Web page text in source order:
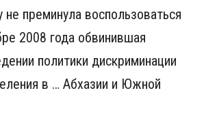
преминула воспользоваться
2008 года обвинившая
политики дискриминации
в … Абхазии и Южной